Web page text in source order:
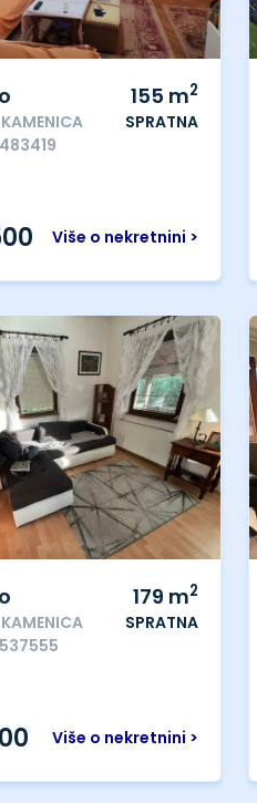
155 m2
SPRATNA
Više o nekretnini >
179 m2
SPRATNA
Više o nekretnini >